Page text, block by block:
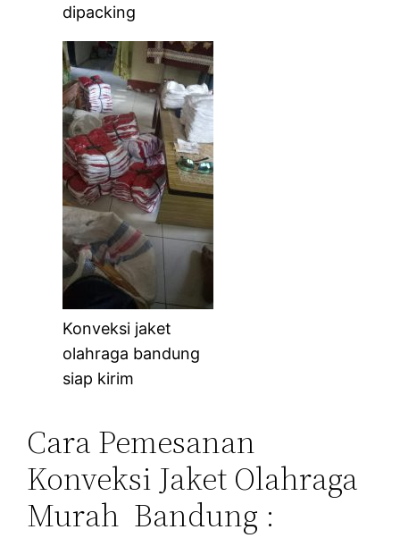
dipacking
Konveksi jaket
olahraga bandung
siap kirim
Cara Pemesanan
Konveksi Jaket Olahraga
Murah Bandung :